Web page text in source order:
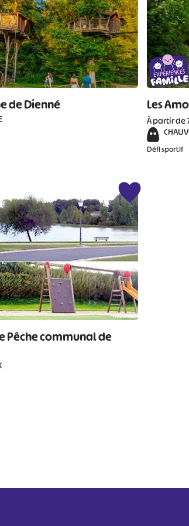
de Dienné Les
À partir de
Défi sportif
Pêche communal de
#